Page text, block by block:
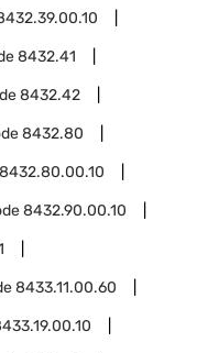
8432.41
8432.42
8432.80
8432.80.00.10
8432.90.00.10
8433.11.00.60